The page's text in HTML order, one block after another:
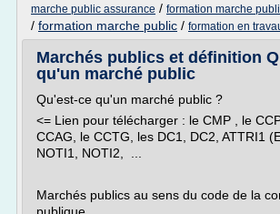
marche public assurance / formation marche
/ formation marche public / formation en
Marchés publics et définition
qu'un marché public
Qu'est-ce qu'un marché public ?
<= Lien pour télécharger : le CMP , le
CCAG, le CCTG, les DC1, DC2, ATTRI1
NOTI1, NOTI2, ...
Marchés publics au sens du code de la